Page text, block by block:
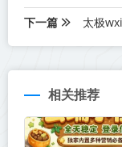
下一篇 太极wxid
相关推荐